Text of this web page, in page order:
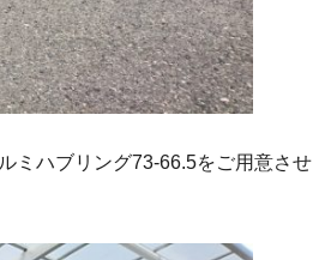
ミハブリング73-66.5をご用意させ